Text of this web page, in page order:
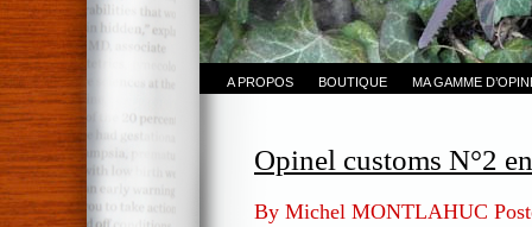
A PROPOS BOUTIQUE MA GAMME
Opinel customs N°2
By Michel MONTLAHUC